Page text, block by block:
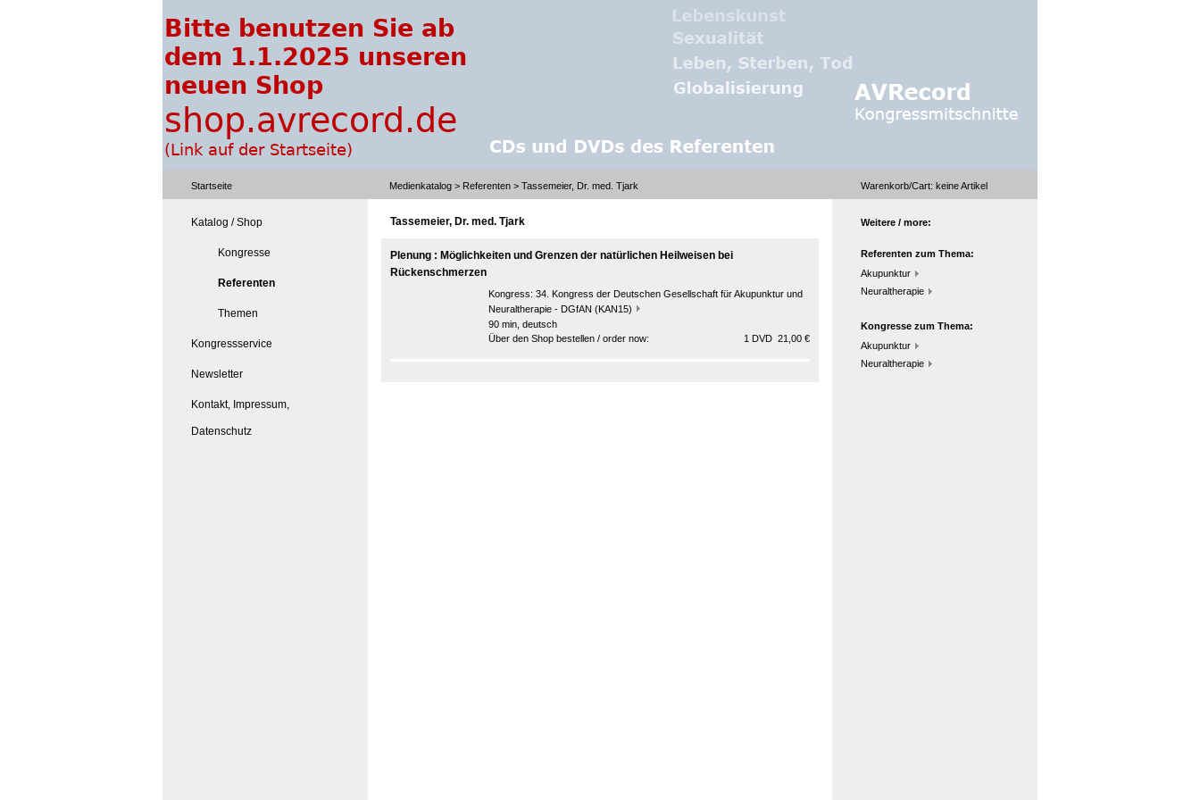
Startseite Medienkatalog > Referenten > Tassemeier, Dr. med. Tjark Warenkorb/Cart: keineArtikel
Katalog / Shop
Kongresse
Referenten
Themen
Kongressservice
Newsletter
Kontakt, Impressum,
Datenschutz
Tassemeier, Dr. med. Tjark
Plenung : Möglichkeiten und Grenzen der natürlichen Heilweisen bei
Rückenschmerzen
Kongress: 34. Kongress der Deutschen Gesellschaft für Akupunktur und
Neuraltherapie - DGfAN (KAN15)
90 min, deutsch
Über den Shop bestellen / order now:
1 DVD 21,00 €
Weitere / more:
Referenten zum Thema:
Akupunktur
Neuraltherapie
Kongresse zum Thema:
Akupunktur
Neuraltherapie